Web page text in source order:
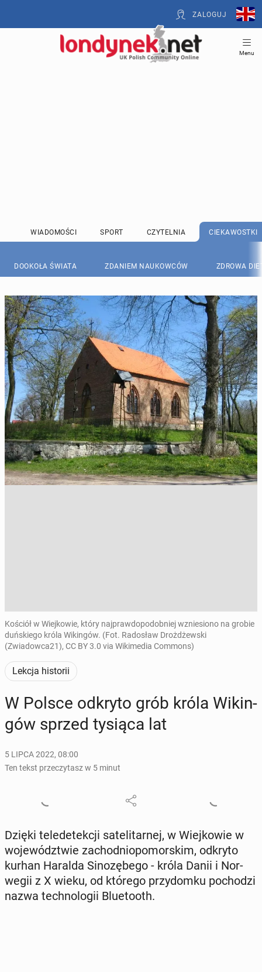
ZALOGUJ
Menu
WIADOMOŚCI SPORT CZYTELNIA CIEKAWOSTKI
DOOKOŁA ŚWIATA ZDANIEM NAUKOWCÓW ZDROWA
Kościół w Wiejkowie, który najprawdopodobniej wzniesiono na grobie
duńskiego króla Wikingów. (Fot. Radosław Drożdżewski
(Zwiadowca21), CC BY 3.0 via Wikimedia Commons)
Lekcja historii
W Polsce odkryto grób króla Wi­kin­
gów sprzed tysiąca lat
5 LIPCA 2022, 08:00
Ten tekst przeczytasz w 5 minut
Dzięki te­le­de­tek­cji sa­te­li­tar­nej, w Wiej­ko­wie w
wo­je­wódz­twie za­chod­nio­po­mor­skim, odkryto
kurhan Haralda Si­no­zę­be­go - króla Danii i Nor­
we­gii z X wieku, od którego przy­dom­ku po­cho­dzi
nazwa tech­no­lo­gii Blu­eto­oth.